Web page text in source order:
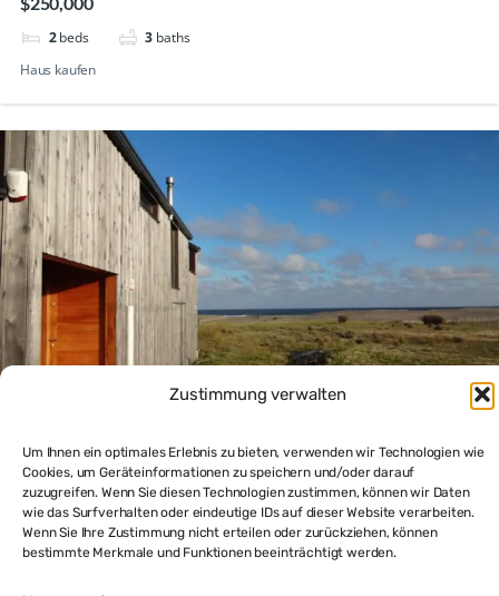
Zustimmung verwalten
Um Ihnen ein optimales Erlebnis zu bieten, verwenden wir Technologien wie
Cookies, um Geräteinformationen zu speichern und/oder darauf
zuzugreifen. Wenn Sie diesen Technologien zustimmen, können wir Daten
wie das Surfverhalten oder eindeutige IDs auf dieser Website verarbeiten.
Wenn Sie Ihre Zustimmung nicht erteilen oder zurückziehen, können
bestimmte Merkmale und Funktionen beeinträchtigt werden.
2 beds 3 baths
Haus kaufen
La Paloma Strandhaus am Meer zu verkaufen
$320,000